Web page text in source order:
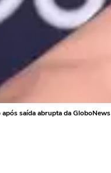
saída abrupta da GloboNews